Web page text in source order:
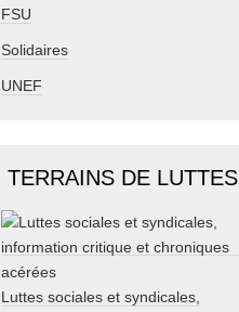
FSU
Solidaires
UNEF
TERRAINS DE LUTTES
Luttes sociales et syndicales,